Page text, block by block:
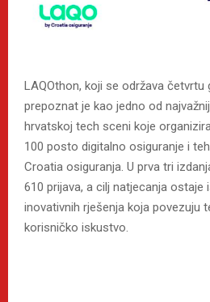
LAQOthon, koji se održava četvrtu
prepoznat je kao jedno od
hrvatskoj tech sceni koje
100 posto digitalno osiguranje i
Croatia osiguranja. U prva tri
610 prijava, a cilj natjecanja
inovativnih rješenja koja povezuju
korisničko iskustvo.